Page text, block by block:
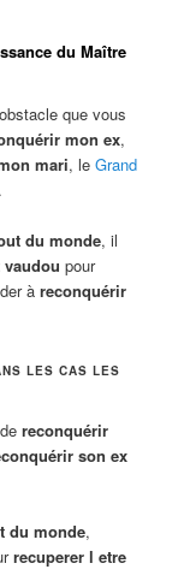
du Maître
que vous
mon ex,
mari, leGrand
du monde, il
pour
àreconquérir
LES CAS LES
dereconquérir
son ex
du monde,
recuperer l etre